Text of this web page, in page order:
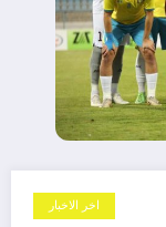
اخر الاخبار